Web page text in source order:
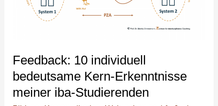
Feedback: 10 individuell
bedeutsame Kern-Erkenntnisse
meiner iba-Studierenden
Erkenntnisse
meiner